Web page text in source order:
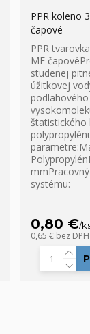
PPR koleno
čapové
PPR
MF
studenej
úžitkovej
štatistického
systému:
0,80 €/
0,65 € bez DPH